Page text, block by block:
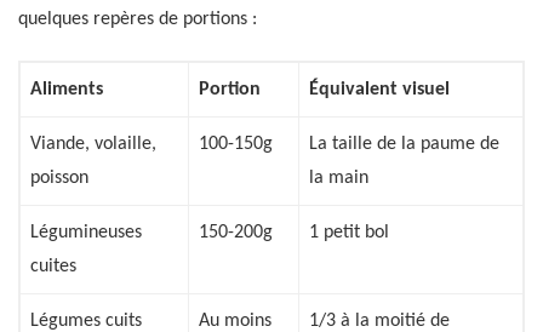
quelques repères de portions :
Aliments Portion Équivalent visuel
Viande, volaille,
poisson
100-150g
La taille de la paume de
la main
Légumineuses
cuites
150-200g 1 petit bol
Légumes cuits
Au moins
1/3 à la moitié de